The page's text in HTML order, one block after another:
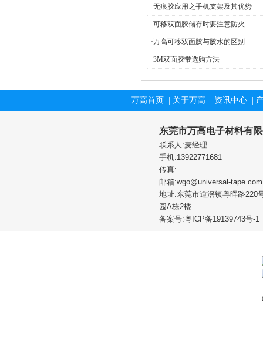
·无痕胶应用之手机支架及其优势
·可移双面胶储存时要注意防火
·万高可移双面胶与胶水的区别
·3M双面胶带选购方法
万高首页 关于万高 资讯中心
东莞市万高电子材料有
联系人:麦经理
手机:13922771681
传真:
邮箱:wgo@universal-tape.com
地址:东莞市道滘镇粤晖路220
园A栋2楼
备案号:粤ICP备19139743号-1